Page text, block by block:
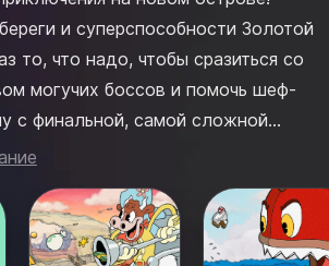
и суперспособности Золотой
то, что надо, чтобы сразиться со
могучих боссов и помочь шеф-
с финальной, самой сложной
Золотая Чаша – теперь
и способностей.
и она станет вашей вер...